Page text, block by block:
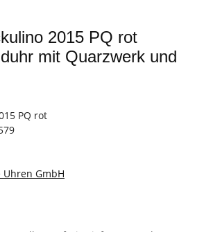
2015 PQ rot
mit Quarzwerk und
PQ rot
Uhren GmbH